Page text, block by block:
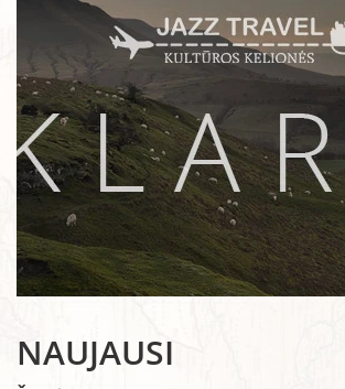
NAUJAUSI